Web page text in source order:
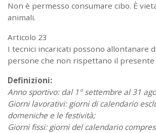
Non è permesso consumare cibo. È
animali.
Articolo 23
I tecnici incaricati possono allontanare
persone che non rispettano il presente
Definizioni:
Anno sportivo: dal 1° settembre al 31
Giorni lavorativi: giorni di calendario
domeniche e le festività;
Giorni fissi: giorni del calendario